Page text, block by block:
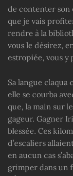
de contenter son
que je vais
rendre à la
vous le désirez,
estropiée, vous y
Sa langue claqua
elle se courba
que, la main sur
gageur. Gagner
blessée. Ces
d’escaliers
en aucun cas
grimper dans un